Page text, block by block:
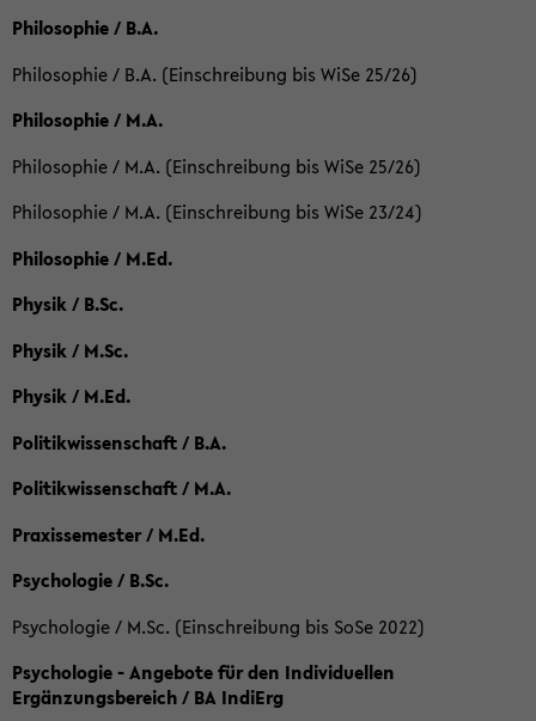
Philosophie / B.A.
Philosophie / B.A. (Einschreibung bis WiSe 25/26)
Philosophie / M.A.
Philosophie / M.A. (Einschreibung bis WiSe 25/26)
Philosophie / M.A. (Einschreibung bis WiSe 23/24)
Philosophie / M.Ed.
Physik / B.Sc.
Physik / M.Sc.
Physik / M.Ed.
Politikwissenschaft / B.A.
Politikwissenschaft / M.A.
Praxissemester / M.Ed.
Psychologie / B.Sc.
Psychologie / M.Sc. (Einschreibung bis SoSe 2022)
Psychologie - Angebote für den Individuellen
Ergänzungsbereich / BA IndiErg